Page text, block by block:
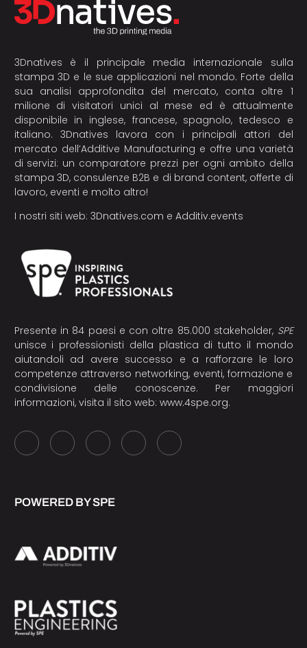
3Dnatives è il principale media internazionale sulla
stampa 3D e le sue applicazioni nel mondo. Forte della
sua analisi approfondita del mercato, conta oltre 1
milione di visitatori unici al mese ed è attualmente
disponibile in inglese, francese, spagnolo, tedesco e
italiano. 3Dnatives lavora con i principali attori del
mercato dell’Additive Manufacturing e offre una varietà
di servizi: un comparatore prezzi per ogni ambito della
stampa 3D, consulenze B2B e di brand content, offerte di
lavoro, eventi e molto altro!
I nostri siti web: 3Dnatives.com e Additiv.events
Presente in 84 paesi e con oltre 85.000 stakeholder, SPE
unisce i professionisti della plastica di tutto il mondo
aiutandoli ad avere successo e a rafforzare le loro
competenze attraverso networking, eventi, formazione e
condivisione delle conoscenze. Per maggiori
informazioni, visita il sito web: www.4spe.org.
POWERED BY SPE